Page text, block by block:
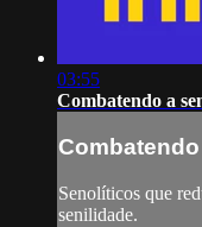
03:55
Combatendo a
Senolíticos que
senilidade.